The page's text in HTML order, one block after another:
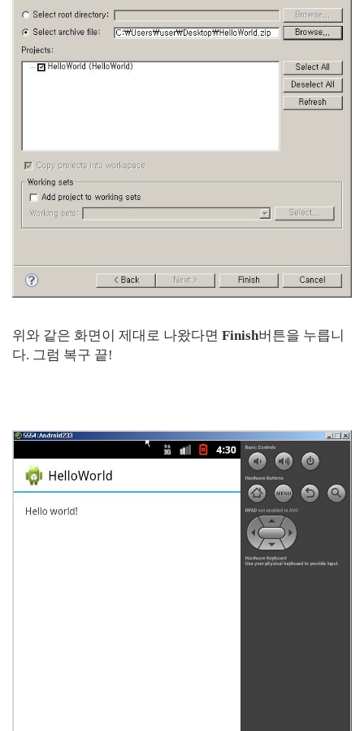
위와 같은 화면이 제대로 나왔다면 Finish버튼을 누릅니
다. 그럼 복구 끝!